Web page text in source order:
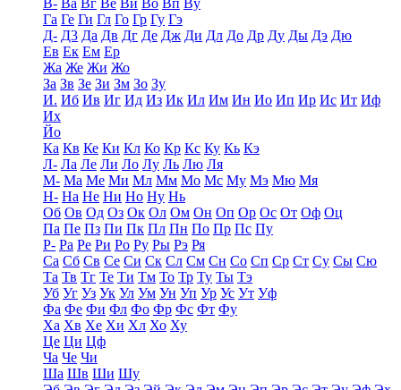
В- Ва Вг Ве Ви Во Вп Ву
Га Ге Ги Гл Го Гр Гу Гэ
Д- Д3 Да Дв Дг Де Дж Ди Дл До Др Ду Ды Дэ Дю
Ев Ек Ем Ер
Жа Же Жи Жо
За Зв Зе Зи Зм Зо Зу
И. Иб Ив Иг Ид Из Ик Ил Им Ин Ио Ип Ир Ис Ит Иф
Их
Йо
Ка Кв Ке Ки Кл Ко Кр Кс Ку Кь Кэ
Л- Ла Ле Ли Ло Лу Ль Лю Ля
М- Ма Ме Ми Мл Мм Мо Мс Му Мэ Мю Мя
Н- На Не Ни Но Ну Нь
Об Ов Од Оз Ок Ол Ом Он Оп Ор Ос От Оф Оц
Па Пе Пз Пи Пк Пл Пн По Пр Пс Пу
Р- Ра Ре Ри Ро Ру Ры Рэ Ря
Са Сб Св Се Си Ск Сл См Сн Со Сп Ср Ст Су Сы Сю
Та Тв Тг Те Ти Тм То Тр Ту Ты Тэ
Уб Уг Уз Ук Ул Ум Ун Уп Ур Ус Ут Уф
Фа Фе Фи Фл Фо Фр Фс Фт Фу
Ха Хв Хе Хи Хл Хо Ху
Це Ци Цф
Ча Че Чи
Ша Шв Ши Шу